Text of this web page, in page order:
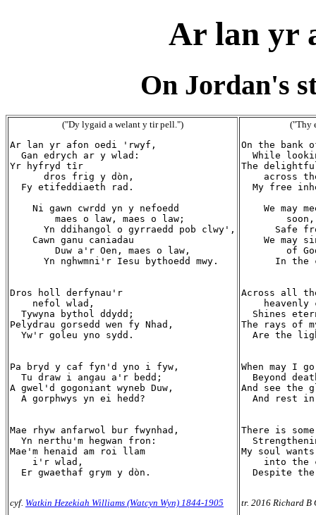
Ar lan yr
On Jordan's
("Dy lygaid a welant y tir pell.")
Ar lan yr afon oedi 'rwyf,
  Gan edrych ar y wlad:
Yr hyfryd tîr
      dros frig y dòn,
  Fy etifeddiaeth rad.
    Ni gawn cwrdd yn y nefoedd
        maes o law, maes o law;
      Yn ddihangol o gyrraedd pob clwy',
    Cawn ganu caniadau
        Duw a'r Oen, maes o law,
      Yn nghwmni'r Iesu bythoedd mwy.
Dros holl derfynau'r
    nefol wlad,
  Tywyna bythol ddydd;
Pelydrau gorsedd wen fy Nhad,
  Yw'r goleu yno sydd.
Pa bryd y caf fyn'd yno i fyw,
  Tu draw i angau a'r bedd;
A gwel'd gogoniant wyneb Duw,
  A gorphwys yn ei hedd?
Mae rhyw anfarwol bur fwynhad,
  Yn nerthu'm hegwan fron:
Mae'm henaid am roi llam
    i'r wlad,
  Er gwaethaf grym y dòn.
cyf. Watkin Hezekiah Williams (Watcyn Wyn) 1844-1905
("Thy
On the bank
While
The
across
My free
We may
Safe
We may
of
In the
Across all
heavenly
Shines
The rays of
Are the
When may I
Beyond
And see the
And rest
There is
My soul
into the
Despite
tr. 2016 Richard B